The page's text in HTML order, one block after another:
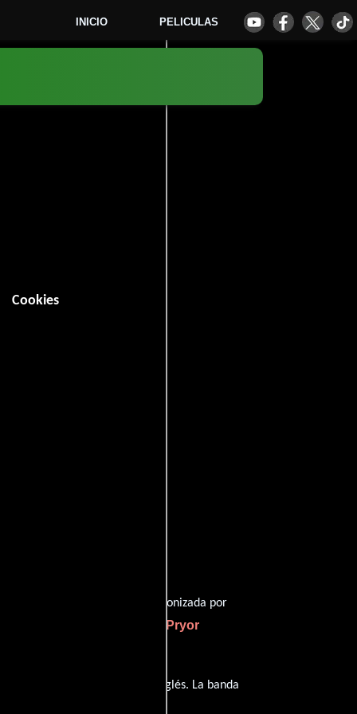
INICIO PELICULAS
Cookies
(97 minutos).
y protagonizada por
Richard Pryor
tiene diálogos originales en Inglés. La banda